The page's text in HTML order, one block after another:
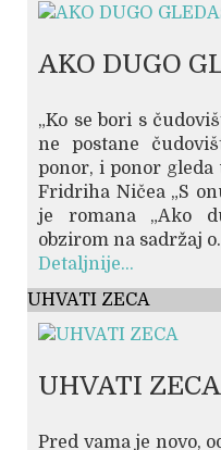
AKO DUGO
„Ko se bori s
ne postane
ponor, i ponor gleda
Fridriha Ničea „S
je romana „Ako
obzirom na sadržaj
Detaljnije...
UHVATI ZECA
UHVATI ZECA
Pred vama je novo,